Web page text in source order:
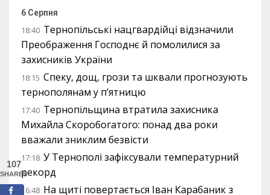
6 Серпня
18:40 Тернопільські нацгвардійці відзначили
Преображення Господнє й помолилися за
захисників України
18:15 Спеку, дощ, грози та шквали прогнозують
тернополянам у п’ятницю
17:40 Тернопільщина втратила захисника
Михайла Скоробогатого: понад два роки
вважали зниклим безвісти
17:18 У Тернополі зафіксували температурний
рекорд
16:48 На щиті повертається Іван Карабаник з
107
SHARES